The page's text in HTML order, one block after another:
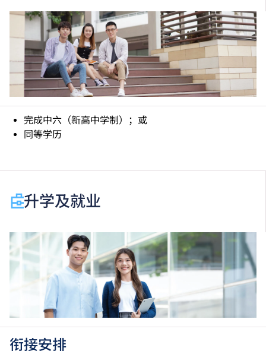
完成中六（新高中学制）；或
同等学历
升学及就业
衔接安排